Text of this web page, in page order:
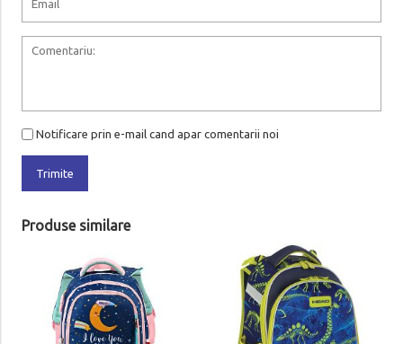
Notificare prin e-mail cand apar comentarii noi
Trimite
Produse similare